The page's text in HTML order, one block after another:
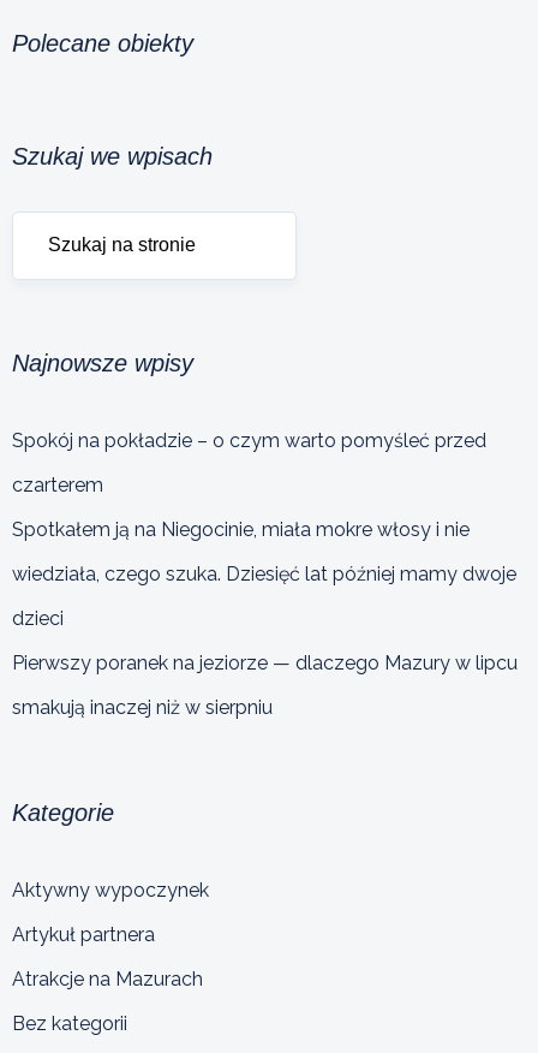
Polecane obiekty
Szukaj we wpisach
Najnowsze wpisy
Spokój na pokładzie – o czym warto pomyśleć przed
czarterem
Spotkałem ją na Niegocinie, miała mokre włosy i nie
wiedziała, czego szuka. Dziesięć lat później mamy dwoje
dzieci
Pierwszy poranek na jeziorze — dlaczego Mazury w lipcu
smakują inaczej niż w sierpniu
Kategorie
Aktywny wypoczynek
Artykuł partnera
Atrakcje na Mazurach
Bez kategorii